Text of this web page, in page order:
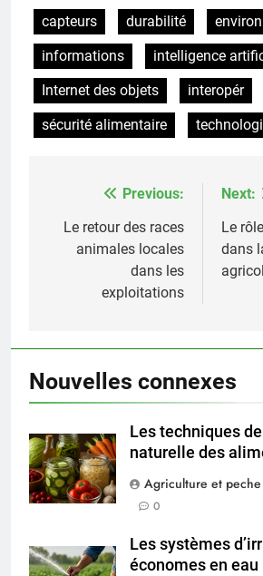
capteurs
durabilité
informations
intelligence
Internet des objets
interopér
sécurité alimentaire
navigation
Previous:
Le retour des races
animales locales
dans les
exploitations
Next:
Le
dans
Nouvelles connexes
Les techniques
naturelle des
Agriculture et peche
0
Les systèmes
économes en eau